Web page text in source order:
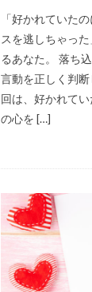
「好かれていた
スを逃しちゃっ
るあなた。 落ち
言動を正しく判
回は、好かれて
の心を […]